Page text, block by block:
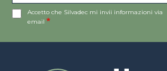
Accetto che Silvadec mi invii informazioni via
email